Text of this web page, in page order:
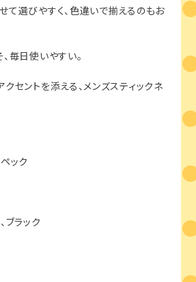
て選びやすく、色違いで揃えるのもお
毎日使いやすい。
セントを添える、メンズスティックネ
ック
ブラック